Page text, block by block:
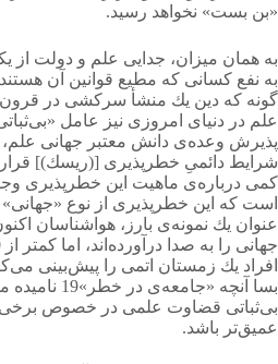
«بن بست» نخواهد رسید.
به همان میزان، جدایی علم و دولت از
به نفع كسانی كه مطیع قوانین آن
علم در دنیای امروزی نیز عامل
پذیرش وعده‌ی دانش معتبر جهانی
شرایط دائمیِ خطرپذیری [(ریسك)]
كمی درباره‌ی ماهیت این خطرپذیری
است كه این خطرپذیری از نوع
عنوان یك نمونه‌ی بارز، هواشناسان
افراد یك زمستان اتمی را پیش‌بینی
بسا آنچه
بی‌ثباتی قضاوت علمی در خصوص برخی
عمیق‌تر باشد.